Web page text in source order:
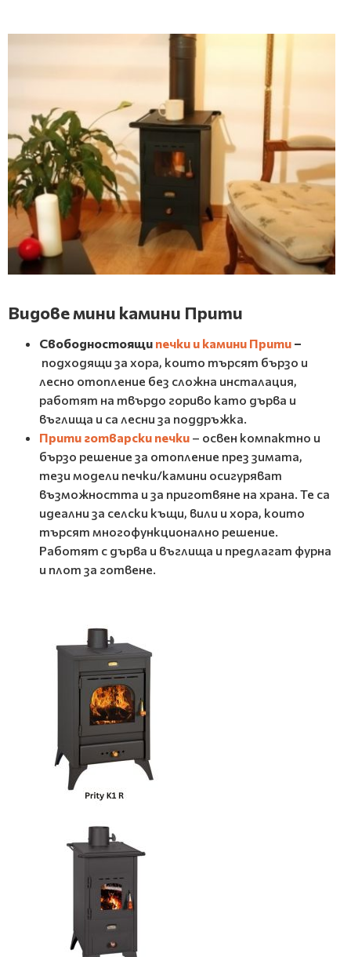
Видове мини камини Прити
Свободностоящи печки и камини Прити –
подходящи за хора, които търсят бързо и
лесно отопление без сложна инсталация,
работят на твърдо гориво като дърва и
въглища и са лесни за поддръжка.
Прити готварски печки – освен компактно и
бързо решение за отопление през зимата,
тези модели печки/камини осигуряват
възможността и за приготвяне на храна. Те са
идеални за селски къщи, вили и хора, които
търсят многофункционално решение.
Работят с дърва и въглища и предлагат фурна
и плот за готвене.